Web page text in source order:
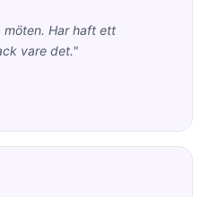
möten. Har haft ett
vare det."